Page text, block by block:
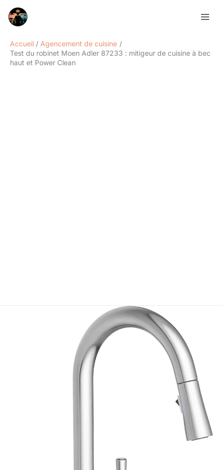
Accueil
Agencement de cuisine
Test du robinet Moen Adler 87233 : mitigeur de cuisine à bec
haut et Power Clean
Rechercher